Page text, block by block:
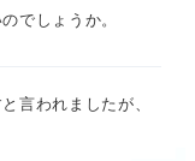
でしょうか。
言われましたが、